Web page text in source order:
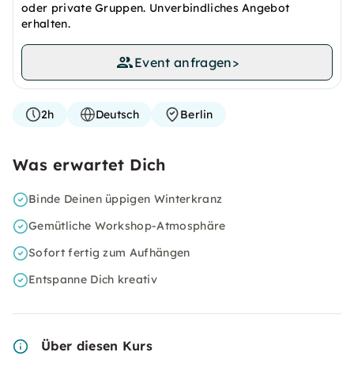
oder private Gruppen. Unverbindliches Angebot
erhalten.
Event anfragen>
2h Deutsch Berlin
Was erwartet Dich
Binde Deinen üppigen Winterkranz
Gemütliche Workshop-Atmosphäre
Sofort fertig zum Aufhängen
Entspanne Dich kreativ
Über diesen Kurs